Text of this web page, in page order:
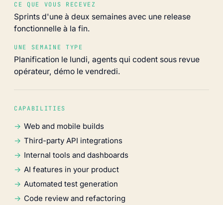
CE QUE VOUS RECEVEZ
Sprints d'une à deux semaines avec une release
fonctionnelle à la fin.
UNE SEMAINE TYPE
Planification le lundi, agents qui codent sous revue
opérateur, démo le vendredi.
CAPABILITIES
Web and mobile builds
Third-party API integrations
Internal tools and dashboards
AI features in your product
Automated test generation
Code review and refactoring